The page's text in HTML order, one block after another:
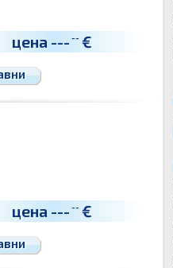
цена --- -- €
цена --- -- €